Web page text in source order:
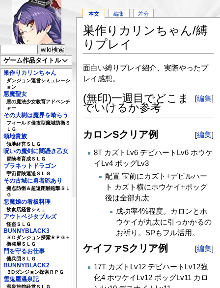
ゲーム作品タイトル
巣作りカリンちゃん
ダンジョン運営シミュレーシ
ョン
悪魔聖女
悪の魔法少女教育アドベンチ
ャー
その大樹は魔界を喰らう
フィールド侵攻型魔城防衛Ｓ
ＬＧ
領地貴族
領地経営ＳＬＧ
呪いの魔剣に闇憑き乙女
冒険者育成ＳＬＧ
プラネットドラゴン
宇宙冒険運送ＳＬＧ
その古城に勇者砲あり
拠点防衛＆超遠距離砲撃ＳＬ
Ｇ
悪魔娘の看板料理
飲食店経営シミュ
アウトベジタブルズ
怪盗ＳＬＧ
BUNNYBLACK3
３Ｄダンジョン探索ＲＰＧ＋
街発展ＳＬＧ
門を守るお仕事
傭兵団ＳＬＧ
BUNNYBLACK2
３Dダンジョン探索ＲＰＧ
雪鬼屋温泉記
温泉旅館経営ＳＬＧ
本文 編集 差分
巣作りカリンちゃん/縛
りプレイ
面白い縛りプレイ紹介、実際やったプ
レイ感想。
[編集]
(無印)一週目でどこま
でいけるか参考
[編集]
カロンSクリア例
8T カズトLv6 デビハートLv6 ホウケ
イLv4 ポッグLv3
配置 宝前にカズト+デビルハー
ト カズト横にホウケイ+ポッグ
後は全部丸太
成功率4%程度。カロンとホ
ウケイが丸太に引っかかるの
お祈り。SPもフル活用。
[編集]
ケイファSクリア例
17T カズトLv12 デビハートLv12強
化4 ホウケイLv12 ポッグLv11 カロ